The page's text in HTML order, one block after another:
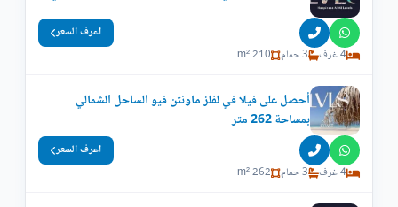
4 غرف 3 حمام 210 m²
اعرف السعر
أحصل على فيلا في لفلز ماونتن فيو الساحل الشمالي
بمساحة 262 متر
4 غرف 3 حمام 262 m²
اعرف السعر